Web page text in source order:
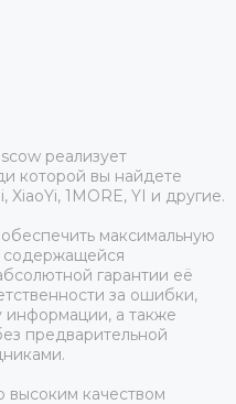
реализует
которой вы найдете
1MORE, YI и другие.
максимальную
содержащейся
гарантии её
за ошибки,
информации, а также
предварительной
качеством